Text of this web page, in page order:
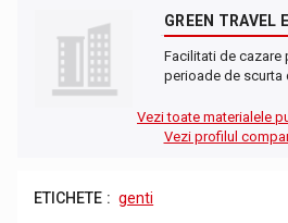
GREEN TRAVEL
Facilitati de cazare
perioade de scurta
Vezi toate materialele
Vezi profilul
ETICHETE : genti